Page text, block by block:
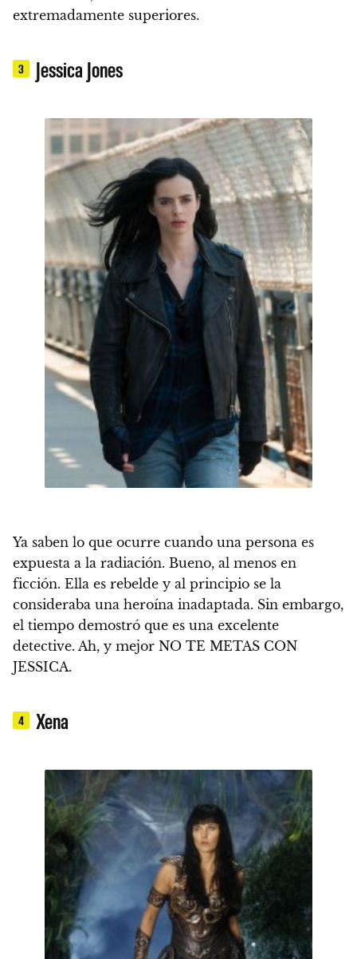
extremadamente superiores.
3 Jessica Jones
Ya saben lo que ocurre cuando una persona es
expuesta a la radiación. Bueno, al menos en
ficción. Ella es rebelde y al principio se la
consideraba una heroína inadaptada. Sin embargo,
el tiempo demostró que es una excelente
detective. Ah, y mejor NO TE METAS CON
JESSICA.
4 Xena